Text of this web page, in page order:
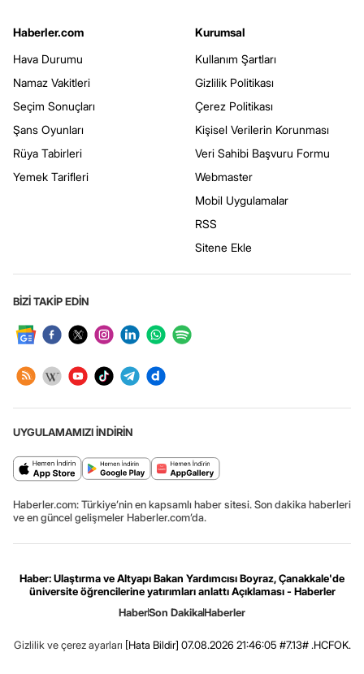
Haberler.com
Hava Durumu
Namaz Vakitleri
Seçim Sonuçları
Şans Oyunları
Rüya Tabirleri
Yemek Tarifleri
Kurumsal
Kullanım Şartları
Gizlilik Politikası
Çerez Politikası
Kişisel Verilerin Korunması
Veri Sahibi Başvuru Formu
Webmaster
Mobil Uygulamalar
RSS
Sitene Ekle
BİZİ TAKİP EDİN
UYGULAMAMIZI İNDİRİN
Haberler.com: Türkiye’nin en kapsamlı haber sitesi. Son dakika haberleri
ve en güncel gelişmeler Haberler.com’da.
Haber: Ulaştırma ve Altyapı Bakan Yardımcısı Boyraz, Çanakkale'de
üniversite öğrencilerine yatırımları anlattı Açıklaması - Haberler
HaberSon DakikaHaberler
Gizlilik ve çerez ayarları [Hata Bildir] 07.08.2026 21:46:05 #7.13# .HCFOK.